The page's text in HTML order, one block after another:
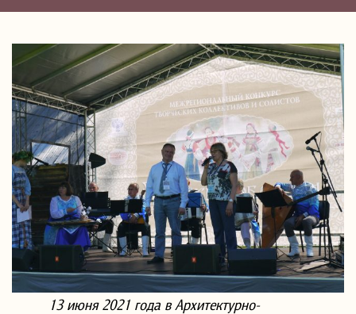
13 июня 2021 года в Архитектурно-